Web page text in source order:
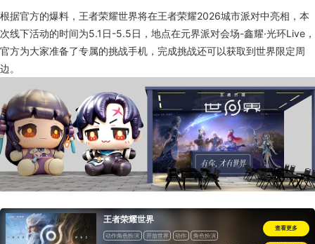
根据官方的爆料，王者荣耀世界将在王者荣耀2026城市派对中亮相，本
次线下活动的时间为5.1日-5.5日，地点在元界派对会场-鑫耀·光环Live，
官方为大家准备了专属的挑战手机，完成挑战还可以获取到世界限定周
边。
王者荣耀世界
动作角色扮演 开放世界 动作 角色扮演
查看更多